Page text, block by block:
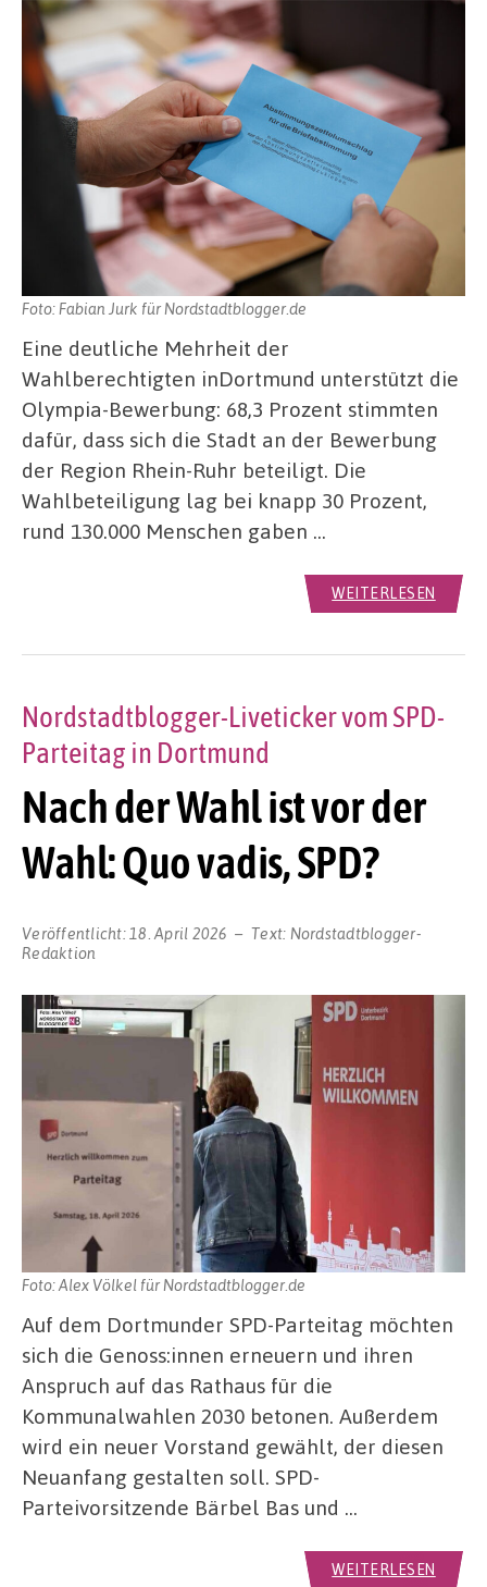
Foto: Fabian Jurk für Nordstadtblogger.de
Eine deutliche Mehrheit der
Wahlberechtigten inDortmund unterstützt die
Olympia-Bewerbung: 68,3 Prozent stimmten
dafür, dass sich die Stadt an der Bewerbung
der Region Rhein-Ruhr beteiligt. Die
Wahlbeteiligung lag bei knapp 30 Prozent,
rund 130.000 Menschen gaben …
WEITERLESEN
Nach der Wahl ist vor der
Wahl: Quo vadis, SPD?
Nordstadtblogger-Liveticker vom SPD-
Parteitag in Dortmund
Veröffentlicht: 18. April 2026 Text: Nordstadtblogger-
Redaktion
Foto: Alex Völkel für Nordstadtblogger.de
Auf dem Dortmunder SPD-Parteitag möchten
sich die Genoss:innen erneuern und ihren
Anspruch auf das Rathaus für die
Kommunalwahlen 2030 betonen. Außerdem
wird ein neuer Vorstand gewählt, der diesen
Neuanfang gestalten soll. SPD-
Parteivorsitzende Bärbel Bas und …
WEITERLESEN